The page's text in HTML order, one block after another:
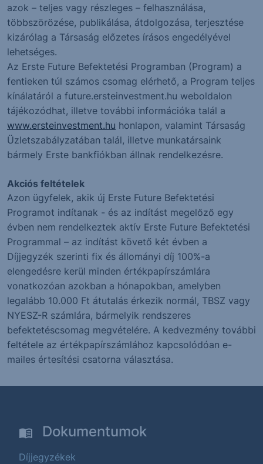
azok – teljes vagy részleges – felhasználása,
többszörözése, publikálása, átdolgozása, terjesztése
kizárólag a Társaság előzetes írásos engedélyével
lehetséges.
Az Erste Future Befektetési Programban (Program) a
fentieken túl számos csomag elérhető, a Program teljes
kínálatáról a future.ersteinvestment.hu weboldalon
tájékozódhat, illetve további információka talál a
www.ersteinvestment.hu honlapon, valamint Társaság
Üzletszabályzatában talál, illetve munkatársaink
bármely Erste bankfiókban állnak rendelkezésre.
Akciós feltételek
Azon ügyfelek, akik új Erste Future Befektetési
Programot indítanak - és az indítást megelőző egy
évben nem rendelkeztek aktív Erste Future Befektetési
Programmal – az indítást követő két évben a
Díjjegyzék szerinti fix és állományi díj 100%-a
elengedésre kerül minden értékpapírszámlára
vonatkozóan azokban a hónapokban, amelyben
legalább 10.000 Ft átutalás érkezik normál, TBSZ vagy
NYESZ-R számlára, bármelyik rendszeres
befektetéscsomag megvételére. A kedvezmény további
feltétele az értékpapírszámlához kapcsolódóan e-
mailes értesítési csatorna választása.
Dokumentumok
Díjjegyzékek